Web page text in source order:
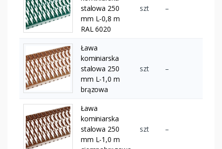
stalowa 250
mm L-0,8 m
RAL 6020
szt –
Ława
kominiarska
stalowa 250
mm L-1,0 m
brązowa
szt –
Ława
kominiarska
stalowa 250
mm L-1,0 m
szt –